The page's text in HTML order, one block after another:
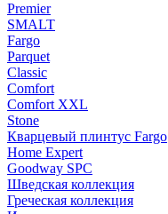
Premier
SMALT
Fargo
Parquet
Classic
Comfort
Comfort XXL
Stone
Кварцевый плинтус Fargo
Home Expert
Goodway SPC
Шведская коллекция
Греческая коллекция